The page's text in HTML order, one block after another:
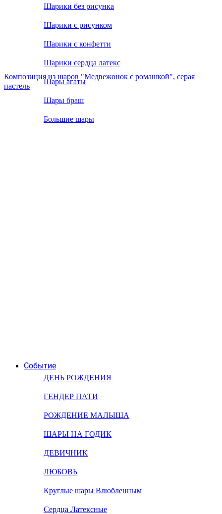
Шарики без рисунка
Шарики с рисунком
Шарики с конфетти
Шарики сердца латекс
Шары агаты
Шары браш
Большие шары
Событие
ДЕНЬ РОЖДЕНИЯ
ГЕНДЕР ПАТИ
РОЖДЕНИЕ МАЛЫША
ШАРЫ НА ГОДИК
ДЕВИЧНИК
ЛЮБОВЬ
Круглые шары Влюбленным
Сердца Латексные
Композиция из шаров "Медвежонок с ромашкой", серая
пастель